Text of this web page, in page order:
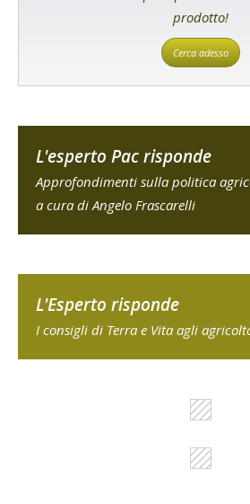
prodotto!
Cerca adesso
L'esperto Pac risponde
Approfondimenti sulla politica
a cura di Angelo Frascarelli
L'Esperto risponde
I consigli di Terra e Vita agli